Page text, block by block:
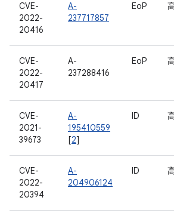
CVE-
2022-
20416
A-
237717857
EoP
CVE-
2022-
20417
A-
237288416
EoP
CVE-
2021-
39673
A-
195410559
[2]
ID
CVE-
2022-
20394
A-
204906124
ID